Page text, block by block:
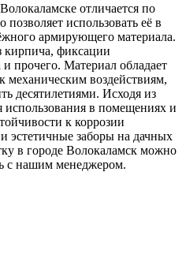
отличается по
позволяет использовать её в
армирующего материала.
кирпича, фиксации
прочего. Материал обладает
воздействиям,
десятилетиями. Исходя из
использования в помещениях и
к коррозии
эстетичные заборы на дачных
в городе Волокаламск можно
с нашим менеджером.